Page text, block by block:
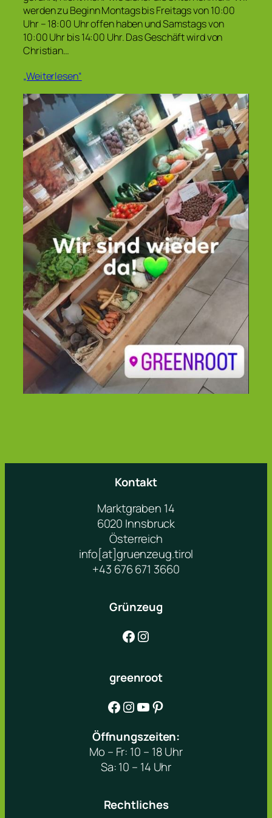
werden zu Beginn Montags bis Freitags von 10:00
Uhr – 18:00 Uhr offen haben und Samstags von
10:00 Uhr bis 14:00 Uhr. Das Geschäft wird von
Christian…
„Weiterlesen“
Kontakt
Marktgraben 14
6020 Innsbruck
Österreich
info[at]gruenzeug.tirol
+43 676 671 3660
Grünzeug
Facebook Instagram
greenroot
Facebook Instagram YouTube Pinterest
Öffnungszeiten:
Mo – Fr: 10 – 18 Uhr
Sa: 10 – 14 Uhr
Rechtliches